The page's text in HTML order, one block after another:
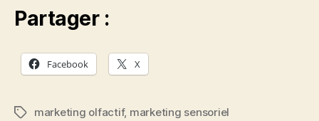
Partager :
Facebook X
Étiquettes
marketing olfactif, marketing sensoriel